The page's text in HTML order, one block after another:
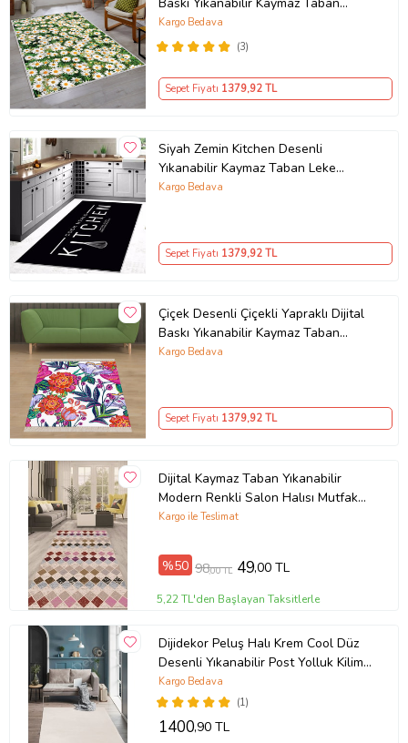
Modern Salon Halısı (Yeşil)
(3)
Kargo Bedava
Sepet Fiyatı 1379,92 TL
Siyah Zemin Kitchen Desenli
Yıkanabilir Kaymaz Taban Leke
Tutmaz Modern Mutfak Halısı
Kargo Bedava
Sepet Fiyatı 1379,92 TL
Çiçek Desenli Çiçekli Yapraklı Dijital
Baskı Yıkanabilir Kaymaz Taban
Modern Salon ve Hol Halısı (Çok
Kargo Bedava
Sepet Fiyatı 1379,92 TL
Dijital Kaymaz Taban Yıkanabilir
Modern Renkli Salon Halısı Mutfak
Halısı Yolluk ND-HT-1342 (Çok
Kargo ile Teslimat
%50 98,00 TL 49,00 TL
5,22 TL'den Başlayan Taksitlerle
Dijidekor Peluş Halı Krem Cool Düz
Desenli Yıkanabilir Post Yolluk Kilim
Salon Halısı Modelleri
(1)
Kargo Bedava
1400,90 TL